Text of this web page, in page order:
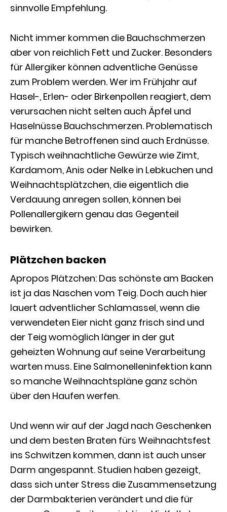
sinnvolle Empfehlung.
Nicht immer kommen die Bauchschmerzen
aber von reichlich Fett und Zucker. Besonders
für Allergiker können adventliche Genüsse
zum Problem werden. Wer im Frühjahr auf
Hasel-, Erlen- oder Birkenpollen reagiert, dem
verursachen nicht selten auch Äpfel und
Haselnüsse Bauchschmerzen. Problematisch
für manche Betroffenen sind auch Erdnüsse.
Typisch weihnachtliche Gewürze wie Zimt,
Kardamom, Anis oder Nelke in Lebkuchen und
Weihnachtsplätzchen, die eigentlich die
Verdauung anregen sollen, können bei
Pollenallergikern genau das Gegenteil
bewirken.
Plätzchen backen
Apropos Plätzchen: Das schönste am Backen
ist ja das Naschen vom Teig. Doch auch hier
lauert adventlicher Schlamassel, wenn die
verwendeten Eier nicht ganz frisch sind und
der Teig womöglich länger in der gut
geheizten Wohnung auf seine Verarbeitung
warten muss. Eine Salmonelleninfektion kann
so manche Weihnachtspläne ganz schön
über den Haufen werfen.
Und wenn wir auf der Jagd nach Geschenken
und dem besten Braten fürs Weihnachtsfest
ins Schwitzen kommen, dann ist auch unser
Darm angespannt. Studien haben gezeigt,
dass sich unter Stress die Zusammensetzung
der Darmbakterien verändert und die für